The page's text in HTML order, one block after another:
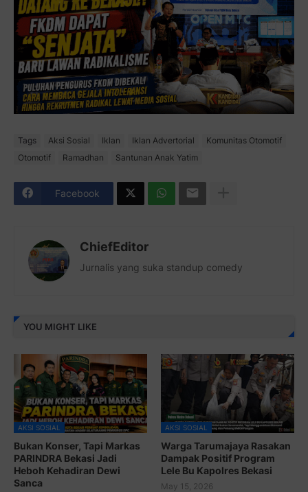
Tags Aksi Sosial Iklan Iklan Advertorial
Komunitas Otomotif
Otomotif
Ramadhan Santunan Anak Yatim
Facebook
ChiefEditor
Jurnalis yang suka standup comedy
YOU MIGHT LIKE
AKSI SOSIAL
Bukan Konser, Tapi Markas
PARINDRA Bekasi Jadi
Heboh Kehadiran Dewi
Sanca
AKSI SOSIAL
Warga Tarumajaya Rasakan
Dampak Positif Program
Lele Bu Kapolres Bekasi
May 15, 2026